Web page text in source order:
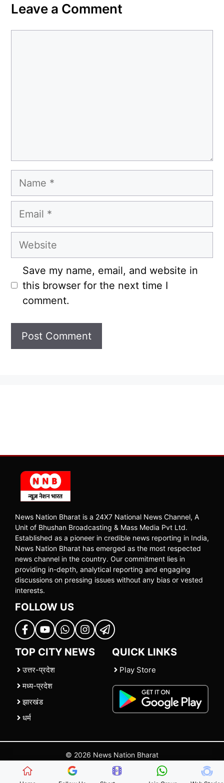
Leave a Comment
Name
Email
Website
Save my name, email, and website in
this browser for the next time I
comment.
News Nation Bharat is a 24X7 National News Channel, A
Unit of Bhushan Broadcasting & Mass Media Pvt Ltd.
Established as a pioneer in credible news reporting in India,
News Nation Bharat has emerged as the most respected
news channel in the country. Our commitment lies in
providing in-depth, analytical reporting and engaging
discussions on pressing issues without any bias or vested
interests.
FOLLOW US
TOP CITY NEWS
उत्तर-प्रदेश
मध्य-प्रदेश
झारखंड
धर्म
QUICK LINKS
Play Store
© 2026 News Nation Bharat
| |Contact Us |Policies Terms and Conditions